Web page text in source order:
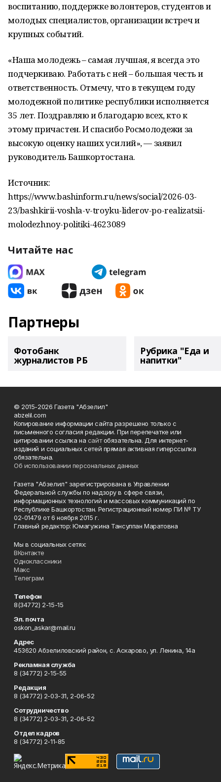
воспитанию, поддержке волонтеров, студентов и
молодых специалистов, организации встреч и
крупных событий.
«Наша молодежь – самая лучшая, я всегда это
подчеркиваю. Работать с ней – большая честь и
ответственность. Отмечу, что в текущем году
молодежной политике республики исполняется
35 лет. Поздравляю и благодарю всех, кто к
этому причастен. И спасибо Росмолодежи за
высокую оценку наших усилий», — заявил
руководитель Башкортостана.
Источник:
https://www.bashinform.ru/news/social/2026-03-
23/bashkirii-voshla-v-troyku-liderov-po-realizatsii-
molodezhnoy-politiki-4623089
Читайте нас
Партнеры
Фотобанк
журналистов РБ
Рубрика "Еда и
напитки"
© 2015-2026 Газета "Абзелил"
abzelil.com
Копирование информации сайта разрешено только с
письменного согласия редакции. При перепечатке или
цитировании ссылка на сайтобязательна. Для интернет-
изданий и социальных сетей прямая активная гиперссылка
обязательна.
Об использовании персональных данных
Газета "Абзелил" зарегистрирована в Управлении
Федеральной службы по надзору в сфере связи,
информационных технологий и массовых коммуникаций по
Республике Башкортостан. Регистрационный номер ПИ № ТУ
02-01479 от 6 ноября 2015 г.
Главный редактор: Юмагужина Тансулпан Маратовна
Мы в социальных сетях:
ВКонтакте
Одноклассники
Макс
Телеграм
Телефон
8(34772) 2-15-15
Эл. почта
oskon_askar@mail.ru
Адрес
453620 Абзелиловский район, с. Аскарово, ул. Ленина, 14а
Рекламная служба
8 (34772) 2-15-55
Редакция
8 (34772) 2-03-31, 2-06-52
Сотрудничество
8 (34772) 2-03-31, 2-06-52
Отдел кадров
8 (34772) 2-11-85